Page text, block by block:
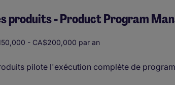
produits - Product Program
- CA$200,000 par an
pilote l'exécution complète de